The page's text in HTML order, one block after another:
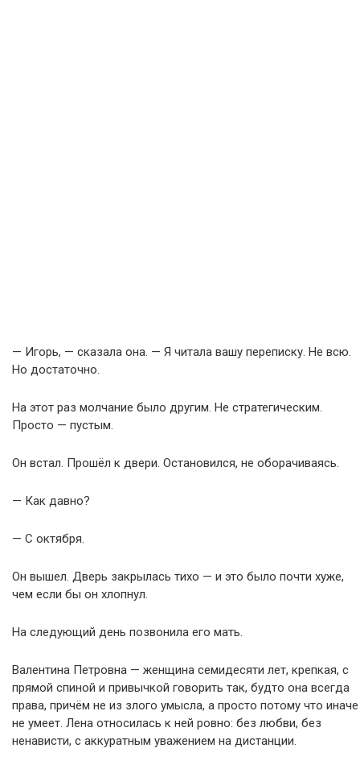
— Игорь, — сказала она. — Я читала вашу переписку. Не всю.
Но достаточно.
На этот раз молчание было другим. Не стратегическим.
Просто — пустым.
Он встал. Прошёл к двери. Остановился, не оборачиваясь.
— Как давно?
— С октября.
Он вышел. Дверь закрылась тихо — и это было почти хуже,
чем если бы он хлопнул.
На следующий день позвонила его мать.
Валентина Петровна — женщина семидесяти лет, крепкая, с
прямой спиной и привычкой говорить так, будто она всегда
права, причём не из злого умысла, а просто потому что иначе
не умеет. Лена относилась к ней ровно: без любви, без
ненависти, с аккуратным уважением на дистанции.